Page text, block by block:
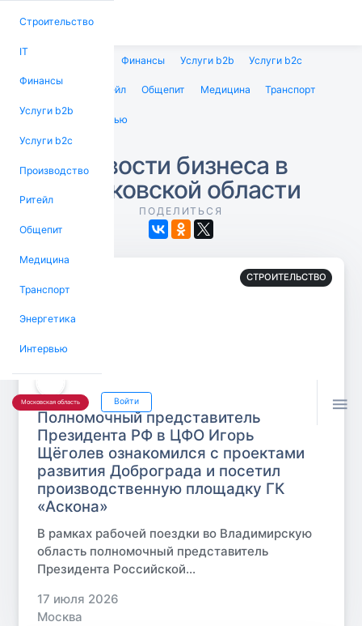
Строительство
IT
Финансы
Услуги b2b
Услуги b2c
Производство
Ритейл
Общепит
Медицина
Транспорт
Энергетика
Интервью
Московская область Войти 
Финансы Услуги b2b Услуги b2c
Ритейл Общепит Медицина Транспорт
Энергетика Интервью
Новости бизнеса в
Московской области
ПОДЕЛИТЬСЯ
СТРОИТЕЛЬСТВО
Полномочный представитель
Президента РФ в ЦФО Игорь
Щёголев ознакомился с проектами
развития Доброграда и посетил
производственную площадку ГК
«Аскона»
В рамках рабочей поездки во Владимирскую
область полномочный представитель
Президента Российской...
17 июля 2026
Москва